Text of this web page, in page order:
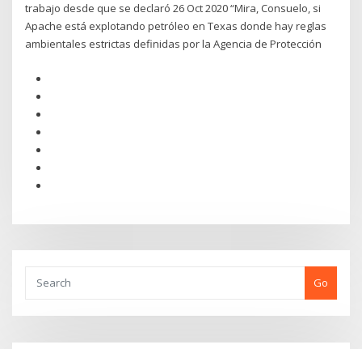
trabajo desde que se declaró 26 Oct 2020 “Mira, Consuelo, si
Apache está explotando petróleo en Texas donde hay reglas
ambientales estrictas definidas por la Agencia de Protección
Go